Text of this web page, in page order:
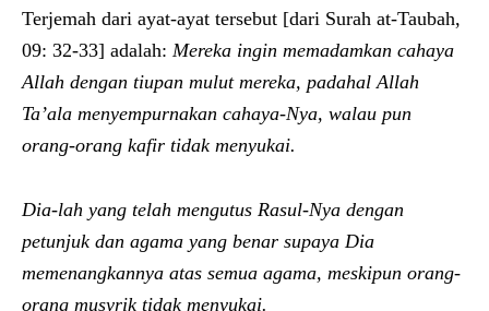
Terjemah dari ayat-ayat tersebut [dari Surah at-Taubah,
09: 32-33] adalah: Mereka ingin memadamkan cahaya
Allah dengan tiupan mulut mereka, padahal Allah
Ta’ala menyempurnakan cahaya-Nya, walau pun
orang-orang kafir tidak menyukai.
Dia-lah yang telah mengutus Rasul-Nya dengan
petunjuk dan agama yang benar supaya Dia
memenangkannya atas semua agama, meskipun orang-
orang musyrik tidak menyukai.